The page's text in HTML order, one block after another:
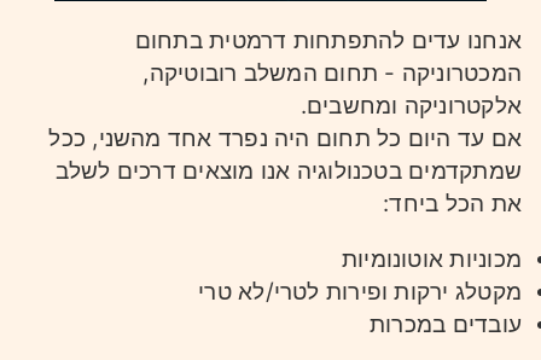
אנחנו עדים להתפתחות דרמטית בתחום
המכטרוניקה - תחום המשלב רובוטיקה,
אלקטרוניקה ומחשבים.
אם עד היום כל תחום היה נפרד אחד מהשני, ככל
שמתקדמים בטכנולוגיה אנו מוצאים דרכים לשלב
את הכל ביחד:
מכוניות אוטונומיות
מקטלג ירקות ופירות לטרי/לא טרי
עובדים במכרות